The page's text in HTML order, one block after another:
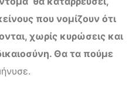
που νομίζουν ότι
χωρίς κυρώσεις και
Θα τα πούμε